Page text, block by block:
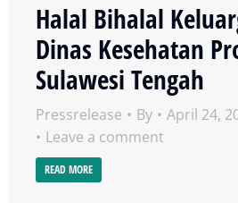
Halal Bihalal
Dinas Kesehatan
Sulawesi Tengah
Pressrelease By
April 24,
Leave a comment
READ MORE